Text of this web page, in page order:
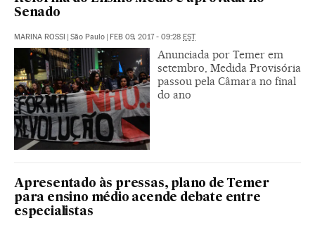
Senado
MARINA ROSSI | São Paulo | FEB 09, 2017 - 09:28 EST
Anunciada por Temer em
setembro, Medida Provisória
passou pela Câmara no final
do ano
Apresentado às pressas, plano de Temer
para ensino médio acende debate entre
especialistas